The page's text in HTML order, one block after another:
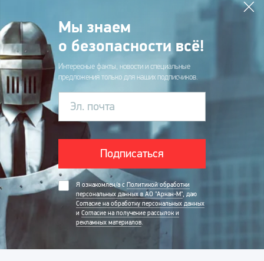
Мы знаем
о безопасности всё!
Интересные факты, новости и специальные
предложения только для наших подписчиков.
Эл. почта
Подписаться
Я ознакомлен/а с Политикой обработки
персональных данных в АО "Аркан-М", даю
Согласие на обработку персональных данных
и Согласие на получение рассылок и
рекламных материалов.